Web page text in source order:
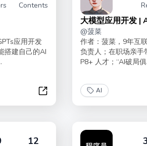
Contents
应用开发
搭建自己的AI
AI 助手入门手册
大模型应用开发 |
@菠菜
作者：菠菜，9年互
负责人；在职场亲手
P8+ 人才；“AI破局俱
AI
12